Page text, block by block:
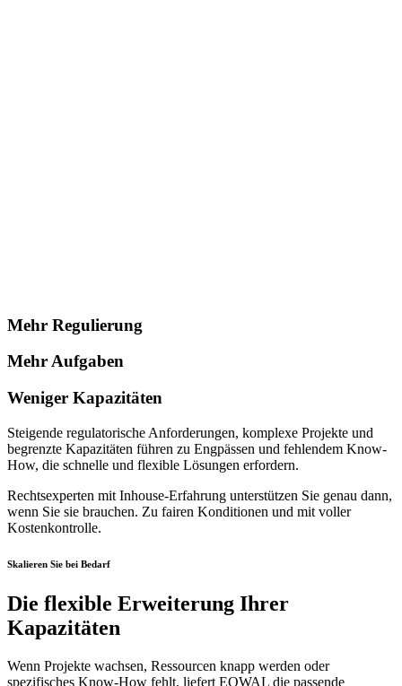
Mehr Regulierung
Mehr Aufgaben
Weniger Kapazitäten
Steigende regulatorische Anforderungen, komplexe Projekte und
begrenzte Kapazitäten führen zu Engpässen und fehlendem Know-
How, die schnelle und flexible Lösungen erfordern.
Rechtsexperten mit Inhouse-Erfahrung unterstützen Sie genau dann,
wenn Sie sie brauchen. Zu fairen Konditionen und mit voller
Kostenkontrolle.
Skalieren Sie bei Bedarf
Die flexible Erweiterung Ihrer
Kapazitäten
Wenn Projekte wachsen, Ressourcen knapp werden oder
spezifisches Know-How fehlt, liefert EQWAL die passende